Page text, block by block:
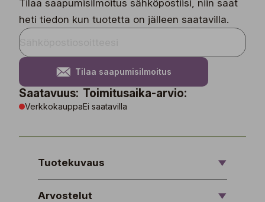
Tilaa saapumisilmoitus sähköpostiisi, niin saat
heti tiedon kun tuotetta on jälleen saatavilla.
Tilaa saapumisilmoitus
Saatavuus:
Verkkokauppa
Toimitusaika-arvio:
Ei saatavilla
Tuotekuvaus
Arvostelut